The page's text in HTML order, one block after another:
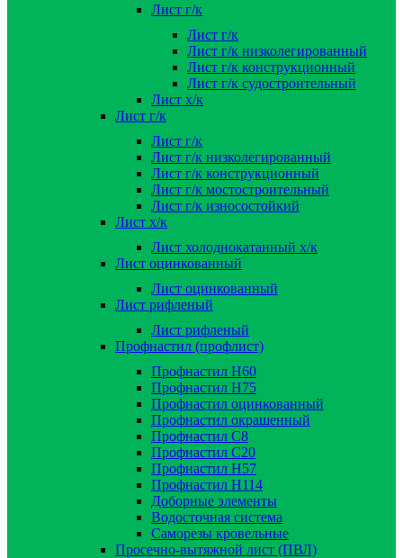
Лист г/к
Лист г/к
Лист г/к низколегированный
Лист г/к конструкционный
Лист г/к судостроительный
Лист х/к
Лист г/к
Лист г/к
Лист г/к низколегированный
Лист г/к конструкционный
Лист г/к мостостроительный
Лист г/к износостойкий
Лист х/к
Лист холоднокатанный х/к
Лист оцинкованный
Лист оцинкованный
Лист рифленый
Лист рифленый
Профнастил (профлист)
Профнастил Н60
Профнастил Н75
Профнастил оцинкованный
Профнастил окрашенный
Профнастил С8
Профнастил С20
Профнастил Н57
Профнастил Н114
Доборные элементы
Водосточная система
Саморезы кровельные
Просечно-вытяжной лист (ПВЛ)